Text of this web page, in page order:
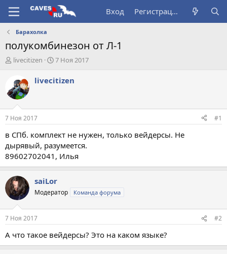
Вход Регистрация
Барахолка
полукомбинезон от Л-1
А
о
р
т
е
м
ы
livecitizen
Д
т
а
л
7 Ноя 2017
livecitizen
7 Ноя 2017 #1
в СПб. комплект не нужен, только вейдерсы. Не
дырявый, разумеется.
89602702041, Илья
saiLor
Модератор Команда форума
7 Ноя 2017 #2
А что такое вейдерсы? Это на каком языке?